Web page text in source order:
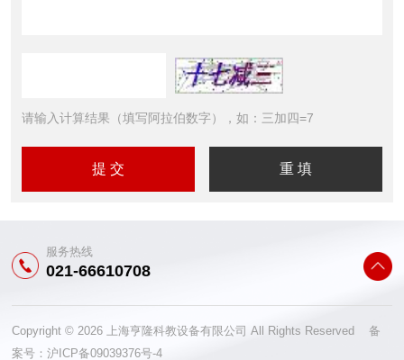
请输入计算结果（填写阿拉伯数字），如：三加四=7
服务热线
021-66610708
Copyright © 2026 上海亨隆科教设备有限公司 All Rights Reserved 备
案号：沪ICP备09039376号-4